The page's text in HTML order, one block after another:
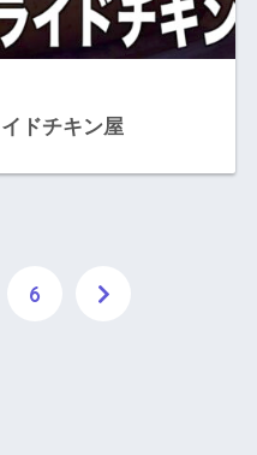
ドチキン屋
6